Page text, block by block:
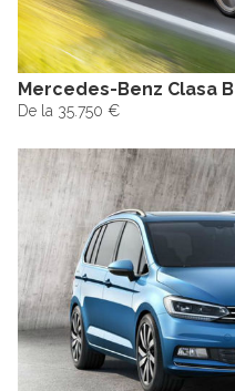
Mercedes-Benz Clasa B
De la 35.750 €